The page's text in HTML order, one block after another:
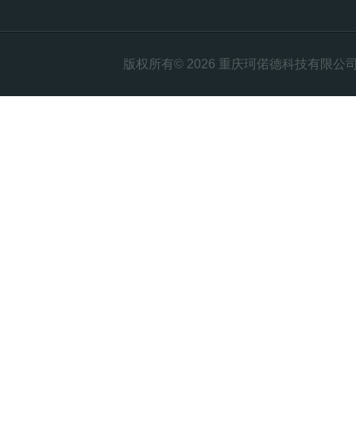
版权所有© 2026 重庆珂偌德科技有限